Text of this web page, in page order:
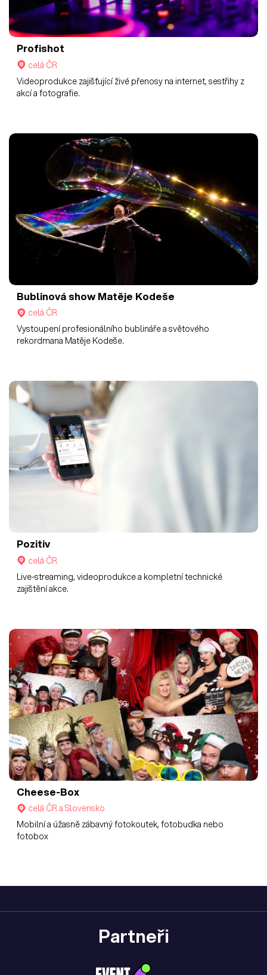
Profishot
celá ČR
Videoprodukce zajišťující živé přenosy na internet, sestřihy z
akcí a fotografie.
Bublinová show Matěje Kodeše
celá ČR
Vystoupení profesionálního bublináře a světového
rekordmana Matěje Kodeše.
Pozitiv
celá ČR
Live-streaming, videoprodukce a kompletní technické
zajištění akce.
Cheese-Box
celá ČR a Slovensko
Mobilní a úžasně zábavný fotokoutek, fotobudka nebo
fotobox
Partneři